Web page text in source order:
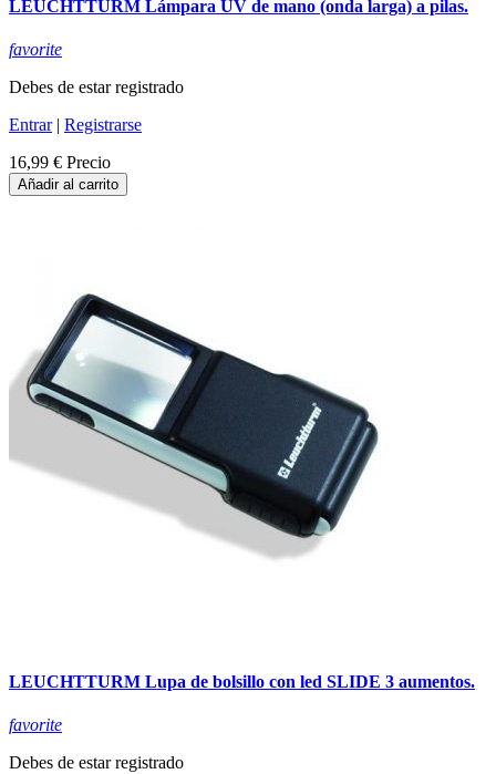
LEUCHTTURM Lámpara UV de mano (onda larga) a pilas.
favorite
Debes de estar registrado
Entrar| Registrarse
16,99 € Precio
Añadir al carrito
LEUCHTTURM Lupa de bolsillo con led SLIDE 3 aumentos.
favorite
Debes de estar registrado